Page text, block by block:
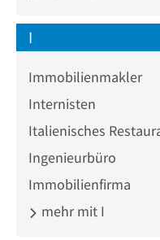
I
Immobilienmakler
Internisten
Italienisches
Ingenieurbüro
Immobilienfirma
mehr mit I